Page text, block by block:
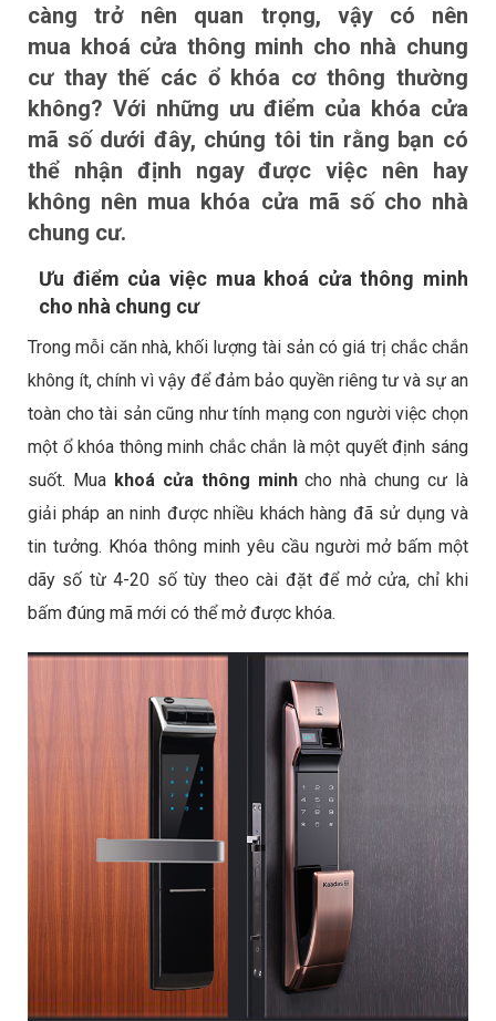
càng trở nên quan trọng, vậy có nên
mua khoá cửa thông minh cho nhà chung
cưthay thế các ổ khóa cơ thông thường
không? Với những ưu điểm của khóa cửa
mã số dưới đây, chúng tôi tin rằng bạn có
thể nhận định ngay được việc nên hay
không nên mua khóa cửa mã số cho nhà
chung cư.
Ưu điểm của việc mua khoá cửa thông minh
cho nhà chung cư
Trong mỗi căn nhà, khối lượng tài sản có giá trị chắc chắn
không ít, chính vì vậy để đảm bảo quyền riêng tư và sự an
toàn cho tài sản cũng như tính mạng con người việc chọn
một ổ khóa thông minh chắc chắn là một quyết định sáng
suốt. Mua khoá cửa thông minh cho nhà chung cư là
giải pháp an ninh được nhiều khách hàng đã sử dụng và
tin tưởng. Khóa thông minh yêu cầu người mở bấm một
dãy số từ 4-20 số tùy theo cài đặt để mở cửa, chỉ khi
bấm đúng mã mới có thể mở được khóa.